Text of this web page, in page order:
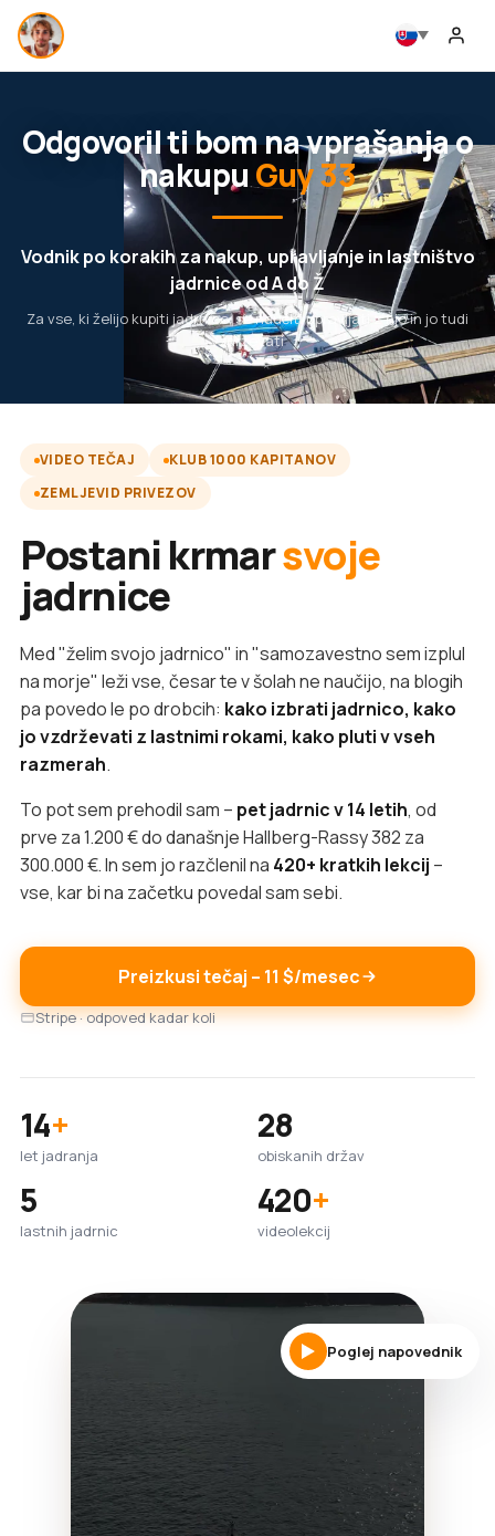
Odgovoril ti bom na vprašanja o
nakupu Guy 33
Vodnik po korakih za nakup, upravljanje in lastništvo
jadrnice od A do Ž
Za vse, ki želijo kupiti jadrnico, se naučiti upravljati z njo in jo tudi
vzdrževati
VIDEO TEČAJ
KLUB 1000 KAPITANOV
ZEMLJEVID PRIVEZOV
Postani krmarsvoje
jadrnice
Med "želim svojo jadrnico" in "samozavestno sem izplul
na morje" leži vse, česar te v šolah ne naučijo, na blogih
pa povedo le po drobcih: kako izbrati jadrnico, kako
jo vzdrževati z lastnimi rokami, kako pluti v vseh
razmerah.
To pot sem prehodil sam – pet jadrnic v 14 letih, od
prve za 1.200 € do današnje Hallberg-Rassy 382 za
300.000 €. In sem jo razčlenil na 420+ kratkih lekcij –
vse, kar bi na začetku povedal sam sebi.
Preizkusi tečaj – 11 $/mesec
Stripe · odpoved kadar koli
14+
let jadranja
28
obiskanih držav
5
lastnih jadrnic
420+
videolekcij
Poglej napovednik